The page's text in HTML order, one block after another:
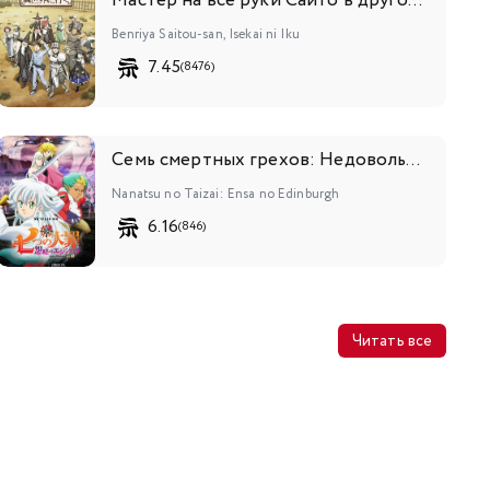
Benriya Saitou-san, Isekai ni Iku
7.45(8476)
Семь смертных грехов: Недовольство Эдинбурга
Nanatsu no Taizai: Ensa no Edinburgh
6.16(846)
Читать все